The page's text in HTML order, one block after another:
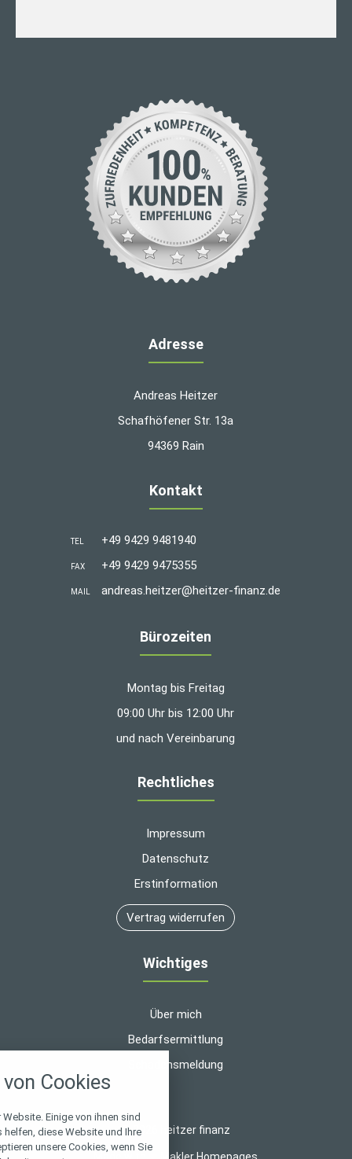
Adresse
Andreas Heitzer
Schafhöfener Str. 13a
94369 Rain
Kontakt
TEL +49 9429 9481940
FAX +49 9429 9475355
MAIL andreas.heitzer@heitzer-finanz.de
Bürozeiten
Montag bis Freitag
09:00 Uhr bis 12:00 Uhr
und nach Vereinbarung
Rechtliches
Impressum
Datenschutz
Erstinformation
Vertrag widerrufen
Wichtiges
Über mich
Bedarfsermittlung
Schadensmeldung
© 2026 heitzer finanz
Cookies
Einige von ihnen sind
diese Website und Ihre
unsere Cookies, wenn Sie
alle verwendeten Cookies und
zu blockieren.
Notwendig